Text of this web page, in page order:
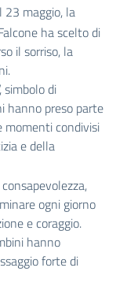
23 maggio, la
ha scelto di
il sorriso, la
simbolo di
hanno preso parte
momenti condivisi
e della
ogni giorno
e coraggio.
hanno
forte di